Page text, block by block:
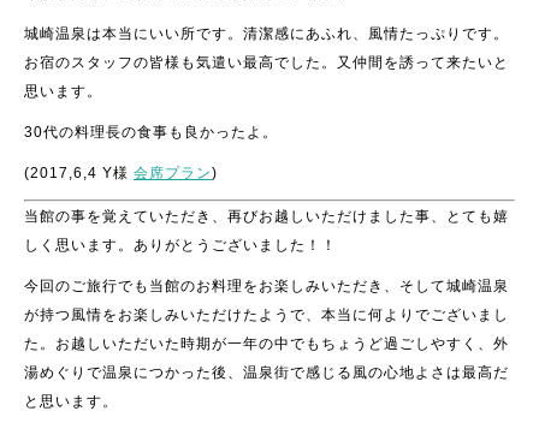
城崎温泉は本当にいい所です。清潔感にあふれ、風情たっぷりです。
お宿のスタッフの皆様も気遣い最高でした。又仲間を誘って来たいと
思います。
30代の料理長の食事も良かったよ。
(2017,6,4 Y様 会席プラン)
当館の事を覚えていただき、再びお越しいただけました事、とても嬉
しく思います。ありがとうございました！！
今回のご旅行でも当館のお料理をお楽しみいただき、そして城崎温泉
が持つ風情をお楽しみいただけたようで、本当に何よりでございまし
た。お越しいただいた時期が一年の中でもちょうど過ごしやすく、外
湯めぐりで温泉につかった後、温泉街で感じる風の心地よさは最高だ
と思います。